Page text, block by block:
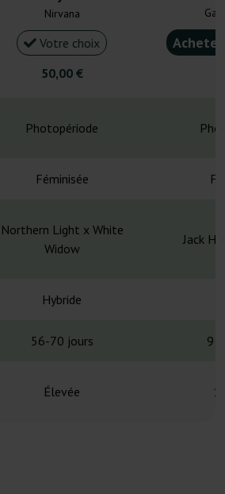
Nirvana
Votre choix
50,00 €
Photopériode
Féminisée
Northern Light x White
Widow
Jack
Hybride
56-70 jours 9
Élevée